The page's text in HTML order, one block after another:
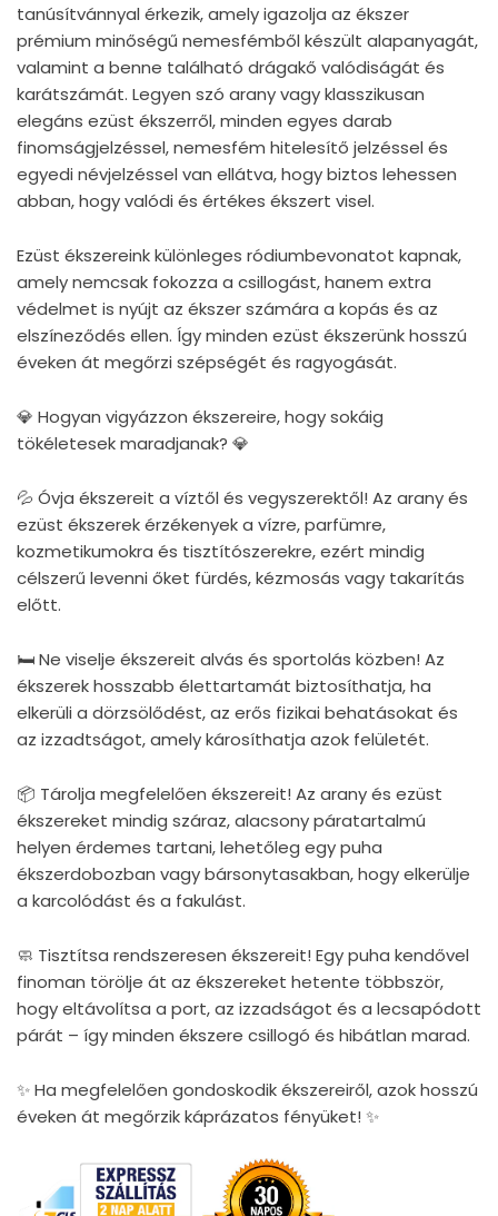
tanúsítvánnyal érkezik, amely igazolja az ékszer
prémium minőségű nemesfémből készült alapanyagát,
valamint a benne található drágakő valódiságát és
karátszámát. Legyen szó arany vagy klasszikusan
elegáns ezüst ékszerről, minden egyes darab
finomságjelzéssel, nemesfém hitelesítő jelzéssel és
egyedi névjelzéssel van ellátva, hogy biztos lehessen
abban, hogy valódi és értékes ékszert visel.
Ezüst ékszereink különleges ródiumbevonatot kapnak,
amely nemcsak fokozza a csillogást, hanem extra
védelmet is nyújt az ékszer számára a kopás és az
elszíneződés ellen. Így minden ezüst ékszerünk hosszú
éveken át megőrzi szépségét és ragyogását.
💎 Hogyan vigyázzon ékszereire, hogy sokáig
tökéletesek maradjanak? 💎
💦 Óvja ékszereit a víztől és vegyszerektől! Az arany és
ezüst ékszerek érzékenyek a vízre, parfümre,
kozmetikumokra és tisztítószerekre, ezért mindig
célszerű levenni őket fürdés, kézmosás vagy takarítás
előtt.
🛏 Ne viselje ékszereit alvás és sportolás közben! Az
ékszerek hosszabb élettartamát biztosíthatja, ha
elkerüli a dörzsölődést, az erős fizikai behatásokat és
az izzadtságot, amely károsíthatja azok felületét.
📦 Tárolja megfelelően ékszereit! Az arany és ezüst
ékszereket mindig száraz, alacsony páratartalmú
helyen érdemes tartani, lehetőleg egy puha
ékszerdobozban vagy bársonytasakban, hogy elkerülje
a karcolódást és a fakulást.
🧼 Tisztítsa rendszeresen ékszereit! Egy puha kendővel
finoman törölje át az ékszereket hetente többször,
hogy eltávolítsa a port, az izzadságot és a lecsapódott
párát – így minden ékszere csillogó és hibátlan marad.
✨ Ha megfelelően gondoskodik ékszereiről, azok hosszú
éveken át megőrzik káprázatos fényüket! ✨